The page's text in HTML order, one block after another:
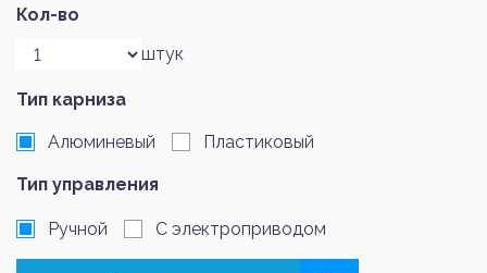
Кол-во
штук
Тип карниза
Алюминевый Пластиковый
Тип управления
Ручной С электроприводом